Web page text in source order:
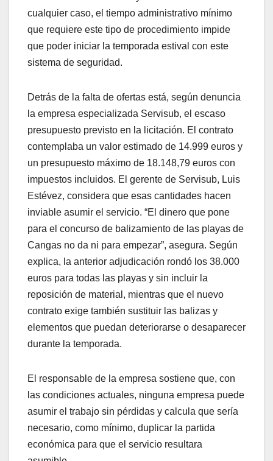
cualquier caso, el tiempo administrativo mínimo
que requiere este tipo de procedimiento impide
que poder iniciar la temporada estival con este
sistema de seguridad.
Detrás de la falta de ofertas está, según denuncia
la empresa especializada Servisub, el escaso
presupuesto previsto en la licitación. El contrato
contemplaba un valor estimado de 14.999 euros y
un presupuesto máximo de 18.148,79 euros con
impuestos incluidos. El gerente de Servisub, Luis
Estévez, considera que esas cantidades hacen
inviable asumir el servicio. “El dinero que pone
para el concurso de balizamiento de las playas de
Cangas no da ni para empezar”, asegura. Según
explica, la anterior adjudicación rondó los 38.000
euros para todas las playas y sin incluir la
reposición de material, mientras que el nuevo
contrato exige también sustituir las balizas y
elementos que puedan deteriorarse o desaparecer
durante la temporada.
El responsable de la empresa sostiene que, con
las condiciones actuales, ninguna empresa puede
asumir el trabajo sin pérdidas y calcula que sería
necesario, como mínimo, duplicar la partida
económica para que el servicio resultara